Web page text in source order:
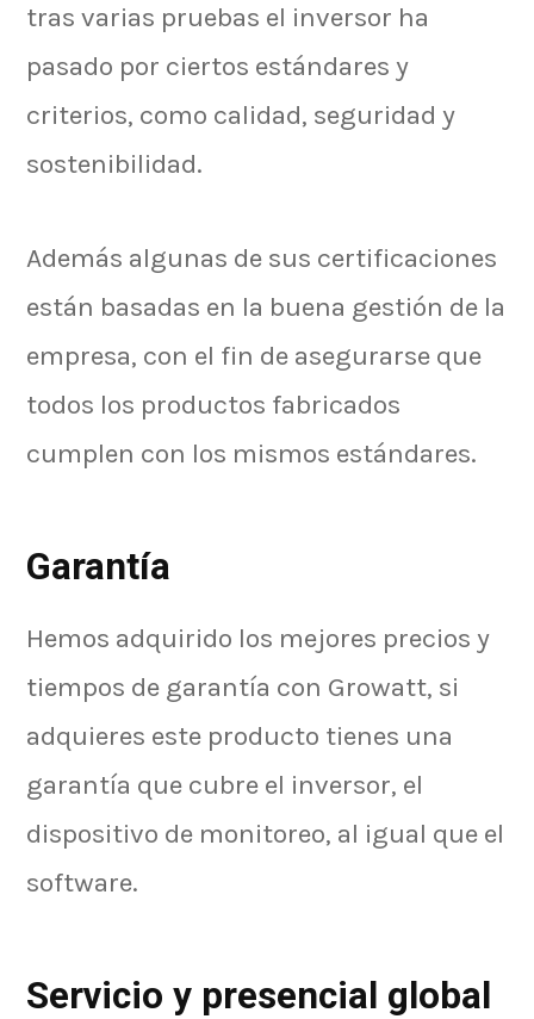
tras varias pruebas el inversor ha
pasado por ciertos estándares y
criterios, como calidad, seguridad y
sostenibilidad.
Además algunas de sus certificaciones
están basadas en la buena gestión de la
empresa, con el fin de asegurarse que
todos los productos fabricados
cumplen con los mismos estándares.
Garantía
Hemos adquirido los mejores precios y
tiempos de garantía con Growatt, si
adquieres este producto tienes una
garantía que cubre el inversor, el
dispositivo de monitoreo, al igual que el
software.
Servicio y presencial global